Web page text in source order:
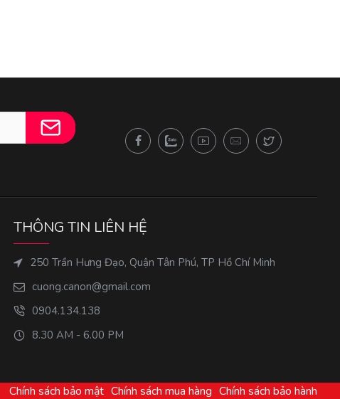
THÔNG TIN LIÊN HỆ
250 Trần Hưng Đạo, Quận Tân Phú, TP Hồ Chí Minh
cuong.canon@gmail.com
0904.134.138
8.30 AM - 6.00 PM
Chính sách bảo mật Chính sách mua hàng Chính sách bảo hành